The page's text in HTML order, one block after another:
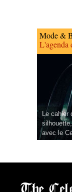
Mode &
L'agenda
Le cahier
avec le